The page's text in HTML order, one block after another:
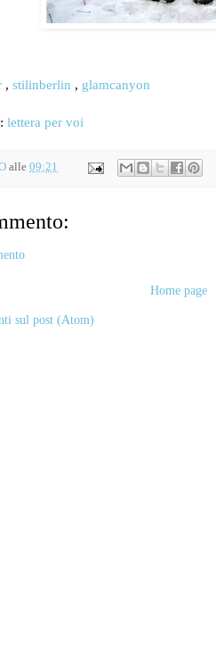
, stilinberlin , glamcanyon
lettera per voi
alle 09:21
Home page
sul post (Atom)